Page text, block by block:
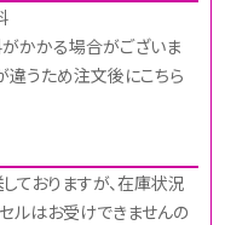
かかる場合がございま
違うため注文後にこちら
ておりますが、在庫状況
ルはお受けできませんの